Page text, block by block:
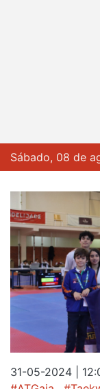
Sábado, 08 de
31-05-2024 |